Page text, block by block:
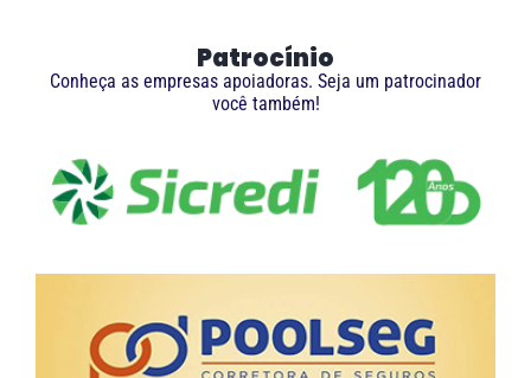
Patrocínio
Conheça as empresas apoiadoras. Seja um patrocinador
você também!